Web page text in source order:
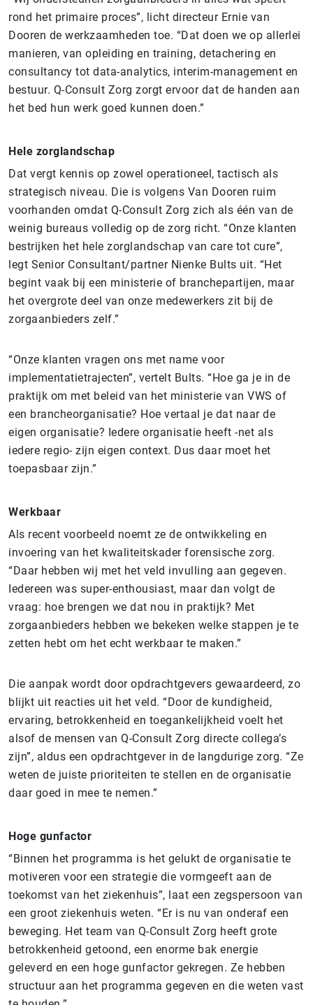
rond het primaire proces”, licht directeur Ernie van
Dooren de werkzaamheden toe. “Dat doen we op allerlei
manieren, van opleiding en training, detachering en
consultancy tot data-analytics, interim-management en
bestuur. Q-Consult Zorg zorgt ervoor dat de handen aan
het bed hun werk goed kunnen doen.”
Hele zorglandschap
Dat vergt kennis op zowel operationeel, tactisch als
strategisch niveau. Die is volgens Van Dooren ruim
voorhanden omdat Q-Consult Zorg zich als één van de
weinig bureaus volledig op de zorg richt. “Onze klanten
bestrijken het hele zorglandschap van care tot cure”,
legt Senior Consultant/partner Nienke Bults uit. “Het
begint vaak bij een ministerie of branchepartijen, maar
het overgrote deel van onze medewerkers zit bij de
zorgaanbieders zelf.”
“Onze klanten vragen ons met name voor
implementatietrajecten”, vertelt Bults. “Hoe ga je in de
praktijk om met beleid van het ministerie van VWS of
een brancheorganisatie? Hoe vertaal je dat naar de
eigen organisatie? Iedere organisatie heeft -net als
iedere regio- zijn eigen context. Dus daar moet het
toepasbaar zijn.”
Werkbaar
Als recent voorbeeld noemt ze de ontwikkeling en
invoering van het kwaliteitskader forensische zorg.
“Daar hebben wij met het veld invulling aan gegeven.
Iedereen was super-enthousiast, maar dan volgt de
vraag: hoe brengen we dat nou in praktijk? Met
zorgaanbieders hebben we bekeken welke stappen je te
zetten hebt om het echt werkbaar te maken.”
Die aanpak wordt door opdrachtgevers gewaardeerd, zo
blijkt uit reacties uit het veld. “Door de kundigheid,
ervaring, betrokkenheid en toegankelijkheid voelt het
alsof de mensen van Q-Consult Zorg directe collega’s
zijn”, aldus een opdrachtgever in de langdurige zorg. “Ze
weten de juiste prioriteiten te stellen en de organisatie
daar goed in mee te nemen.”
Hoge gunfactor
“Binnen het programma is het gelukt de organisatie te
motiveren voor een strategie die vormgeeft aan de
toekomst van het ziekenhuis”, laat een zegspersoon van
een groot ziekenhuis weten. “Er is nu van onderaf een
beweging. Het team van Q-Consult Zorg heeft grote
betrokkenheid getoond, een enorme bak energie
geleverd en een hoge gunfactor gekregen. Ze hebben
structuur aan het programma gegeven en die weten vast